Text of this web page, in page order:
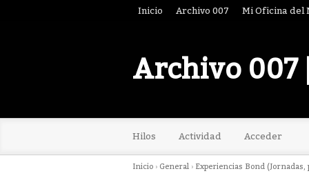
Inicio Archivo 007 Mi Oficina del
Archivo 007
Hilos Actividad Acceder
Inicio › General › Experiencias Bond